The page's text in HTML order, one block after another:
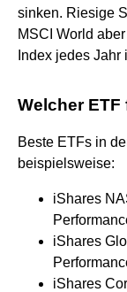
sinken. Riesige
MSCI World
Index jedes
Welcher
Beste ETFs in
beispielsweise:
iShares
iShares
iShares